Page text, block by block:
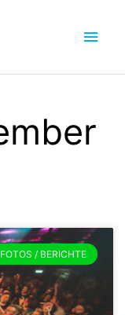
FOTOS / BERICHTE